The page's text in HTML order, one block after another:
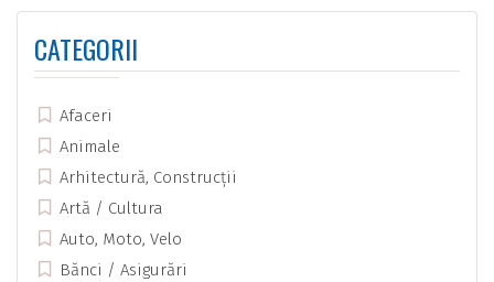
CATEGORII
Afaceri
Animale
Arhitectură, Construcții
Artă / Cultura
Auto, Moto, Velo
Bănci / Asigurări